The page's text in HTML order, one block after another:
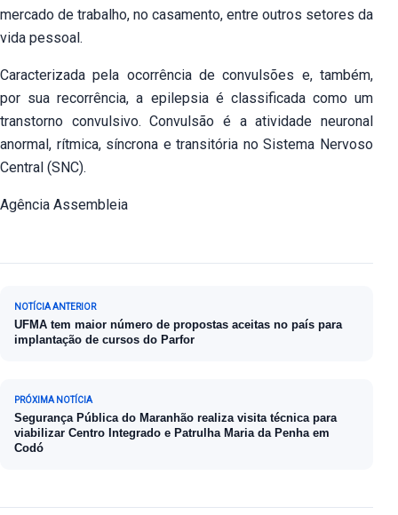
mercado de trabalho, no casamento, entre outros setores da
vida pessoal.
Caracterizada pela ocorrência de convulsões e, também,
por sua recorrência, a epilepsia é classificada como um
transtorno convulsivo. Convulsão é a atividade neuronal
anormal, rítmica, síncrona e transitória no Sistema Nervoso
Central (SNC).
Agência Assembleia
Navegação de Post
NOTÍCIA ANTERIOR
UFMA tem maior número de propostas aceitas no país para
implantação de cursos do Parfor
PRÓXIMA NOTÍCIA
Segurança Pública do Maranhão realiza visita técnica para
viabilizar Centro Integrado e Patrulha Maria da Penha em
Codó